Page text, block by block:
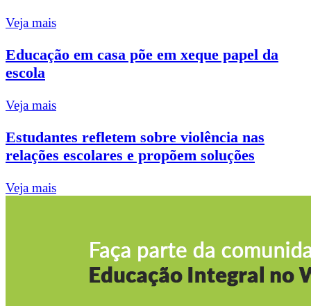
Veja mais
Educação em casa põe em xeque papel da
escola
Veja mais
Estudantes refletem sobre violência nas
relações escolares e propõem soluções
Veja mais